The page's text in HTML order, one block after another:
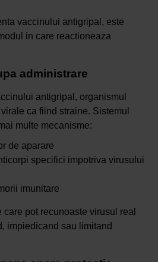
vaccinului antigripal, este
in care reactioneaza
administrare
antigripal, organismul
ca fiind straine. Sistemul
multe mecanisme:
de aparare
specifici impotriva virusului
imunitare
pot recunoaste virusul real
impiedicand sau limitand